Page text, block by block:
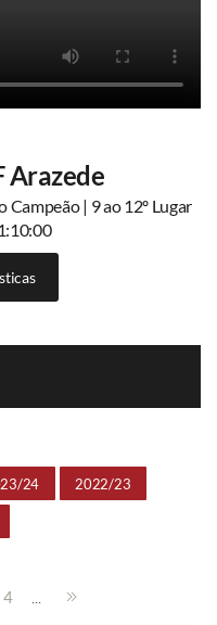
Arazede
| 9 ao 12º Lugar
24 2022/23
4 ...